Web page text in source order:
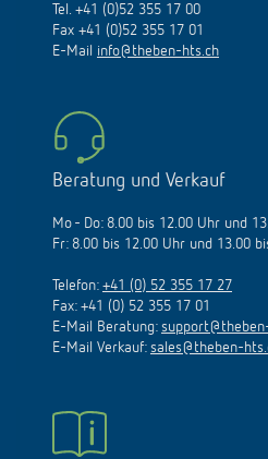
Tel. +41 (0)52 355 17 00
Fax +41 (0)52 355 17 01
E-Mail info@theben-hts.ch
Beratung und Verkauf
Mo - Do: 8.00 bis 12.00 Uhr und
Fr: 8.00 bis 12.00 Uhr und 13.00
Telefon: +41 (0) 52 355 17 27
Fax: +41 (0) 52 355 17 01
E-Mail Beratung:
E-Mail Verkauf: sales@theben-